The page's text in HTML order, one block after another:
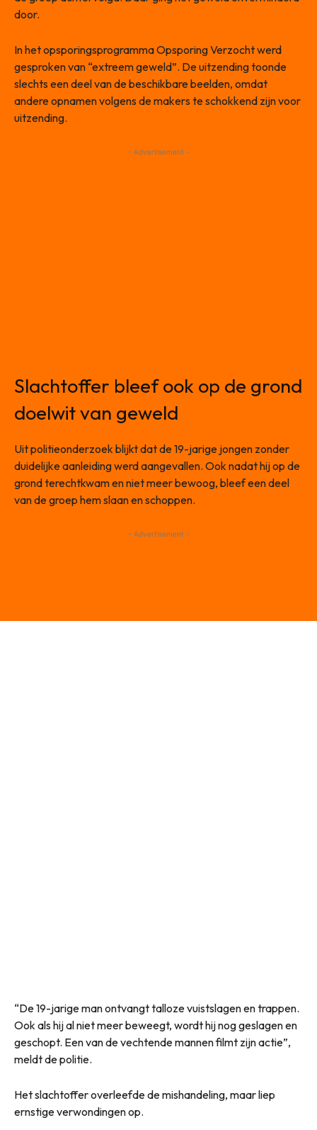
door.
In het opsporingsprogramma Opsporing Verzocht werd
gesproken van “extreem geweld”. De uitzending toonde
slechts een deel van de beschikbare beelden, omdat
andere opnamen volgens de makers te schokkend zijn voor
uitzending.
- Advertisement -
Slachtoffer bleef ook op de grond
doelwit van geweld
Uit politieonderzoek blijkt dat de 19-jarige jongen zonder
duidelijke aanleiding werd aangevallen. Ook nadat hij op de
grond terechtkwam en niet meer bewoog, bleef een deel
van de groep hem slaan en schoppen.
- Advertisement -
“De 19-jarige man ontvangt talloze vuistslagen en trappen.
Ook als hij al niet meer beweegt, wordt hij nog geslagen en
geschopt. Een van de vechtende mannen filmt zijn actie”,
meldt de politie.
Het slachtoffer overleefde de mishandeling, maar liep
ernstige verwondingen op.